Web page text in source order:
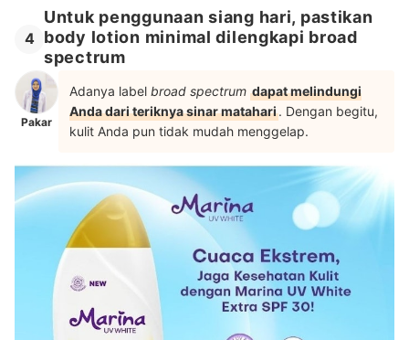
4
Untuk penggunaan siang hari, pastikan
body lotion minimal dilengkapi broad
spectrum
Pakar
Adanya label broad spectrum dapat melindungi
Anda dari teriknya sinar matahari. Dengan begitu,
kulit Anda pun tidak mudah menggelap.